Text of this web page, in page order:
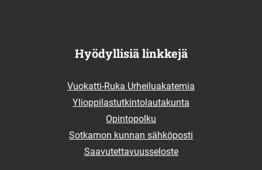
Hyödyllisiä linkkejä
Vuokatti-Ruka Urheiluakatemia
Ylioppilastutkintolautakunta
Opintopolku
Sotkamon kunnan sähköposti
Saavutettavuusseloste